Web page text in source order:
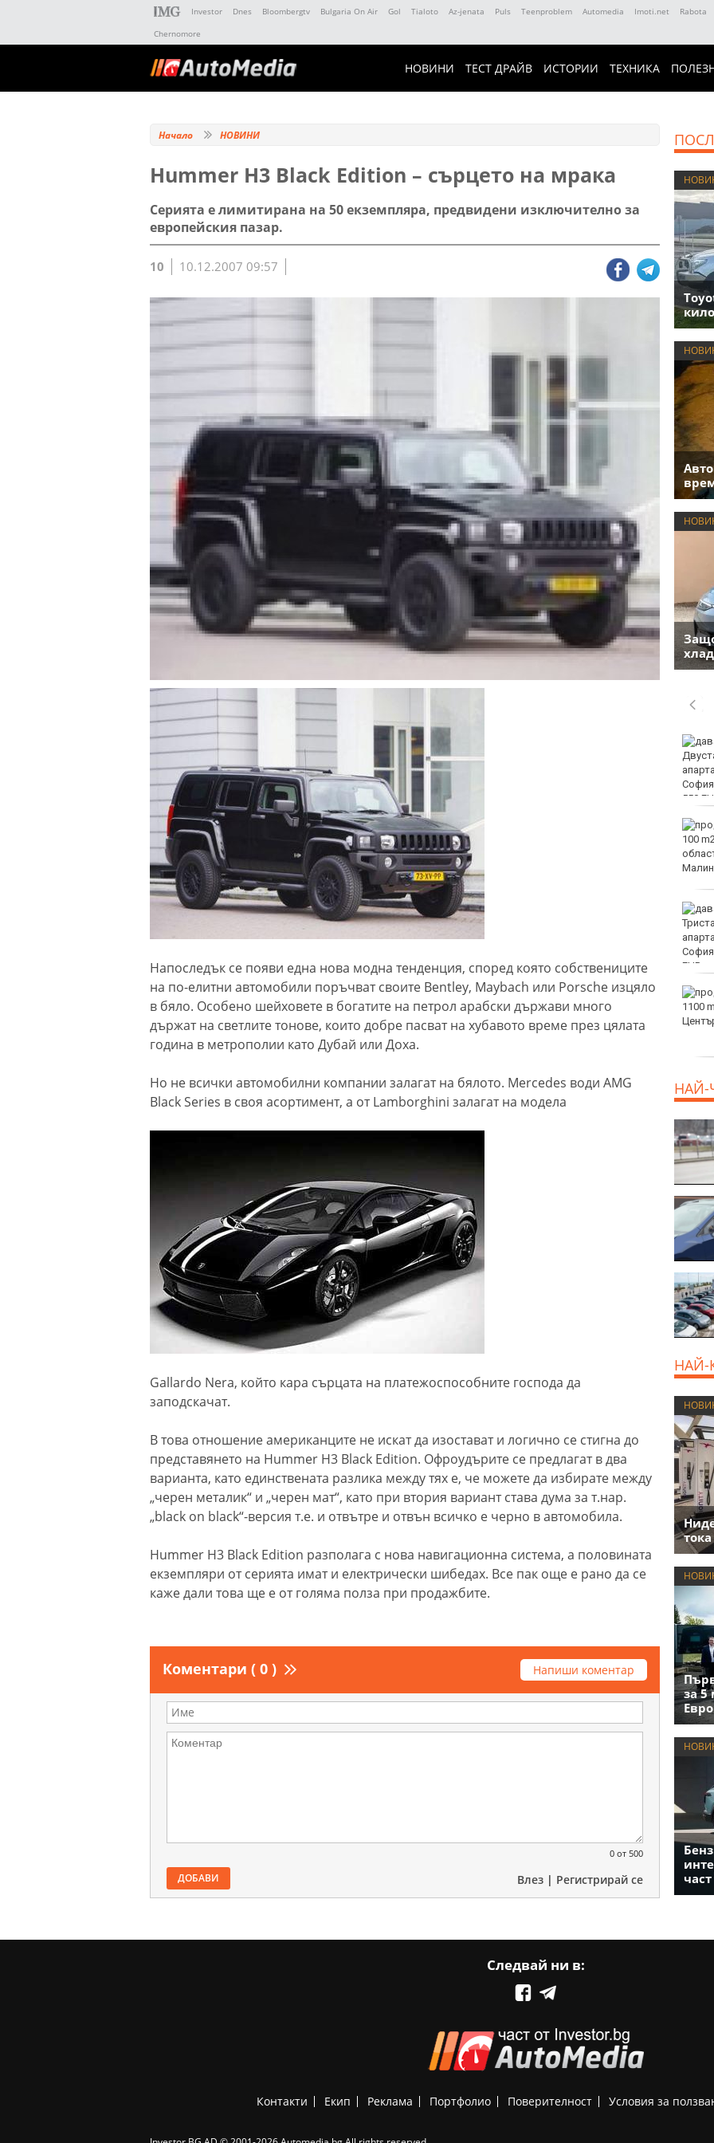
Investor Dnes Bloombergtv Bulgaria On Air Gol Tialoto Az-jenata Puls Teenproblem Automedia Imoti.net Rabota
Chernomore
НОВИНИ ТЕСТ ДРАЙВ ИСТОРИИ ТЕХНИКА
Начало НОВИНИ
Hummer H3 Black Edition – сърцето на мрака
Серията е лимитирана на 50 екземпляра, предвидени изключително за
европейския пазар.
10 10.12.2007 09:57
Напоследък се появи една нова модна тенденция, според която собствениците
на по-елитни автомобили поръчват своите Bentley, Maybach или Porsche изцяло
в бяло. Особено шейховете в богатите на петрол арабски държави много
държат на светлите тонове, които добре пасват на хубавото време през цялата
година в метрополии като Дубай или Доха.
Но не всички автомобилни компании залагат на бялото. Mercedes води AMG
Black Series в своя асортимент, а от Lamborghini залагат на модела
Gallardo Nera, който кара сърцата на платежоспособните господа да
заподскачат.
В това отношение американците не искат да изостават и логично се стигна до
представянето на Hummer H3 Black Edition. Офроудърите се предлагат в два
варианта, като единствената разлика между тях е, че можете да избирате между
„черен металик“ и „черен мат“, като при втория вариант става дума за т.нар.
„black on black“-версия т.е. и отвътре и отвън всичко е черно в автомобила.
Hummer H3 Black Edition разполага с нова навигационна система, а половината
екземпляри от серията имат и електрически шибедах. Все пак още е рано да се
каже дали това ще е от голяма полза при продажбите.
Коментари ( 0 ) Напиши коментар
0 от 500
ДОБАВИ Влез | Регистрирай се
ФК Девня гостува на
Атлетик (Провадия) за
Аматьорската купа
НАЙ-
НАЙ-
за 5
част
Следвай ни в:
Контакти Екип Реклама Портфолио Поверителност Условия за